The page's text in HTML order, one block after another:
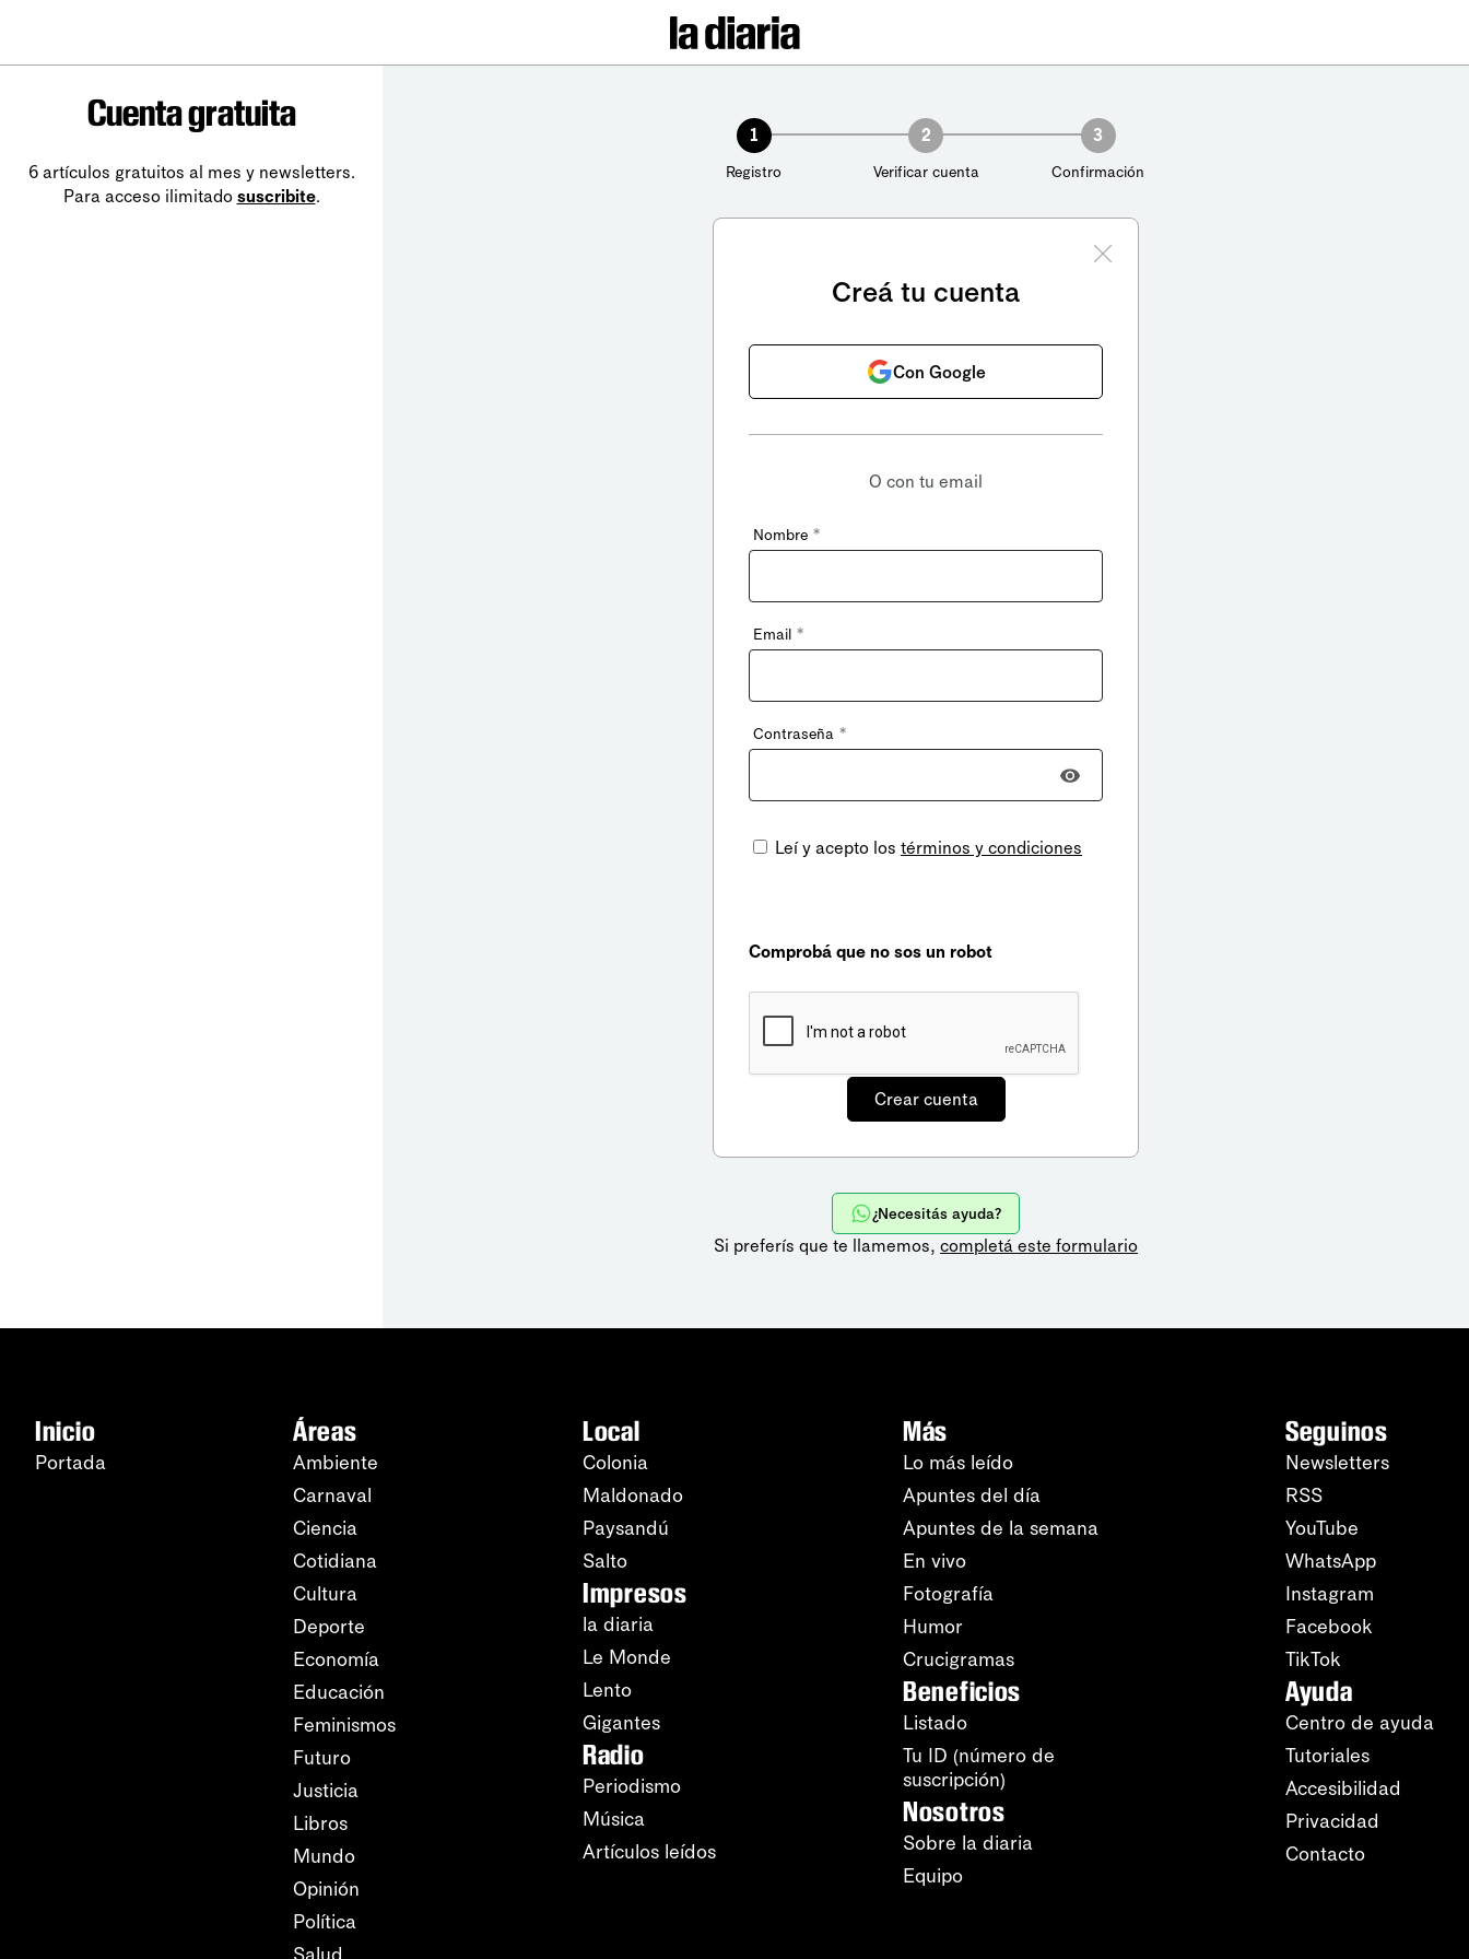
Cuenta gratuita
6 artículos gratuitos al mes y newsletters.
Para acceso ilimitado suscribite.
1
Registro
2
Verificar cuenta
3
Confirmación
Creá tu cuenta
Con Google
O con tu email
Nombre *
Email *
Contraseña *
Leí y acepto los términos y condiciones
Comprobá que no sos un robot
¿Necesitás ayuda?
Si preferís que te llamemos, completá este formulario
Inicio
Portada
Áreas
Ambiente
Carnaval
Ciencia
Cotidiana
Cultura
Deporte
Economía
Educación
Feminismos
Futuro
Justicia
Libros
Mundo
Opinión
Política
Local
Colonia
Maldonado
Paysandú
Salto
Impresos
la diaria
Le Monde
Lento
Gigantes
Radio
Periodismo
Música
Artículos leídos
Más
Lo más leído
Apuntes del día
Apuntes de la semana
En vivo
Fotografía
Humor
Crucigramas
Beneficios
Listado
Tu ID (número de
suscripción)
Nosotros
Sobre la diaria
Equipo
Seguinos
Newsletters
RSS
YouTube
WhatsApp
Instagram
Facebook
TikTok
Ayuda
Centro de ayuda
Tutoriales
Accesibilidad
Privacidad
Contacto